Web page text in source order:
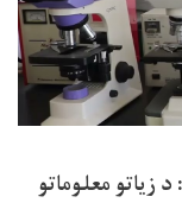
معلوماتو